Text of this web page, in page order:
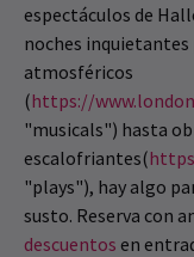
espectáculos de
noches inquietantes
atmosféricos
(https://
"musicals") hasta
escalofriantes(
"plays"), hay algo
susto. Reserva con
descuentos en